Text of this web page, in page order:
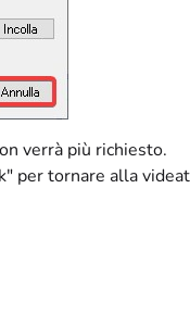
verrà più richiesto.
tornare alla